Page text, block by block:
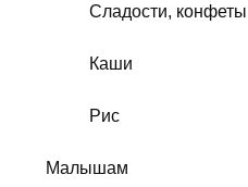
Сладости, конфеты
Каши
Рис
Малышам